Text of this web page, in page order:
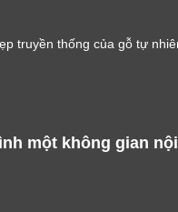
truyền thống của gỗ tự
một không gian